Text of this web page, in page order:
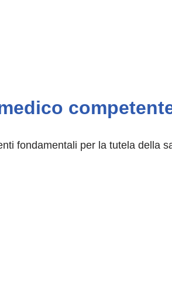
fondamentali per la tutela della